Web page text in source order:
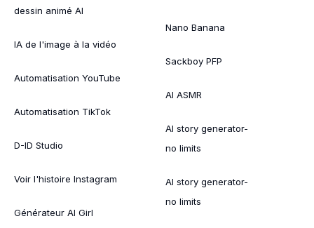
dessin animé AI
IA de l'image à la vidéo
Automatisation YouTube
Automatisation TikTok
D-ID Studio
Voir l'histoire Instagram
Générateur AI Girl
Nano Banana
Sackboy PFP
AI ASMR
AI story generator-
no limits
AI story generator-
no limits